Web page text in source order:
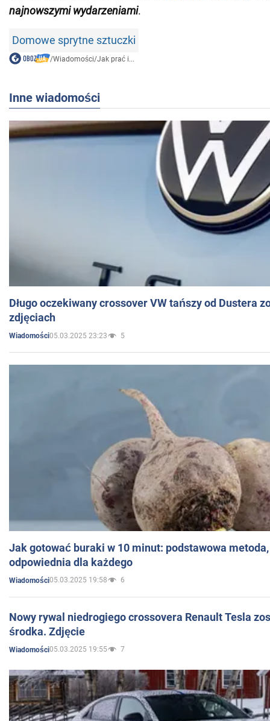
najnowszymi wydarzeniami.
Domowe sprytne sztuczki
/Wiadomości/Jak prać i...
Inne wiadomości
Długo oczekiwany crossover VW tańszy od Dustera
zdjęciach
Wiadomości05.03.2025 23:23 5
Jak gotować buraki w 10 minut: podstawowa
odpowiednia dla każdego
Wiadomości05.03.2025 19:58 6
Nowy rywal niedrogiego crossovera Renault Tesla
środka. Zdjęcie
Wiadomości05.03.2025 19:55 7